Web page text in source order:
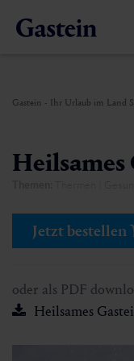
Gastein - Ihr Urlaub im Land
Heilsames
Jetzt bestellen
oder als PDF
Heilsames